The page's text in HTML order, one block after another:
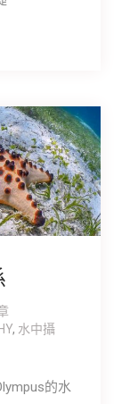
, 水中攝
的水